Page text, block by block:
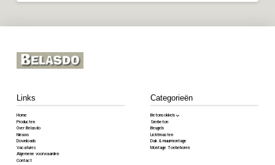
Links
Home
Producten
Over Belasdo
Nieuws
Downloads
Vacatures
Algemene voorwaarden
Contact
Categorieën
Betonsokkels
Sierbeton
Beugels
Lichtmasten
Dak & muurmontage
Montage Toebehoren